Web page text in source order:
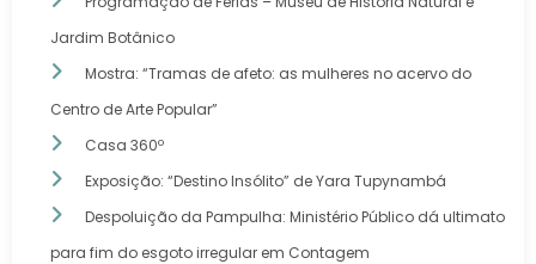
Jardim Botânico
Mostra: “Tramas de afeto: as mulheres no acervo do
Centro de Arte Popular”
Casa 360º
Exposição: “Destino Insólito” de Yara Tupynambá
Despoluição da Pampulha: Ministério Público dá ultimato
para fim do esgoto irregular em Contagem